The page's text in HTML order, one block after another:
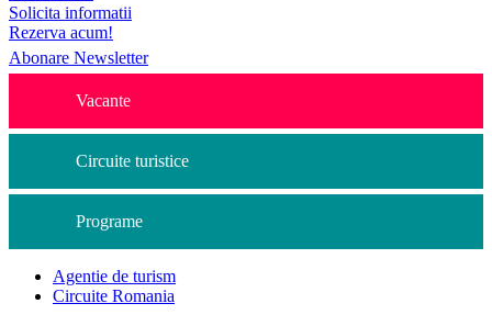
Solicita informatii
Rezerva acum!
Abonare Newsletter
Vacante
Circuite turistice
Programe
Agentie de turism
Circuite Romania